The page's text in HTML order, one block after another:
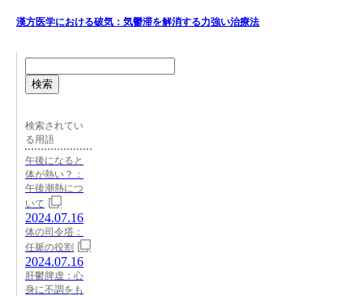
漢方医学における破気：気鬱滞を解消する力強い治療法
検索
検索されてい
る用語
午後になると
体が熱い？：
午後潮熱につ
いて
2024.07.16
体の司令塔：
任脈の役割
2024.07.16
肝鬱脾虚：心
身に不調をも